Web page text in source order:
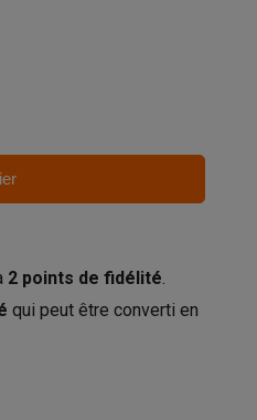
2 points de fidélité.
qui peut être converti en